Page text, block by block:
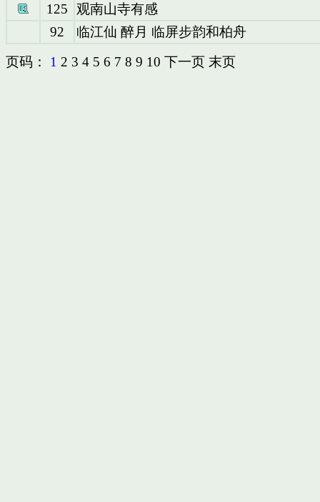
125
观南山寺有感
92
临江仙 醉月 临屏步韵和柏舟
页码： 1 2 3 4 5 6 7 8 9 10 下一页 末页